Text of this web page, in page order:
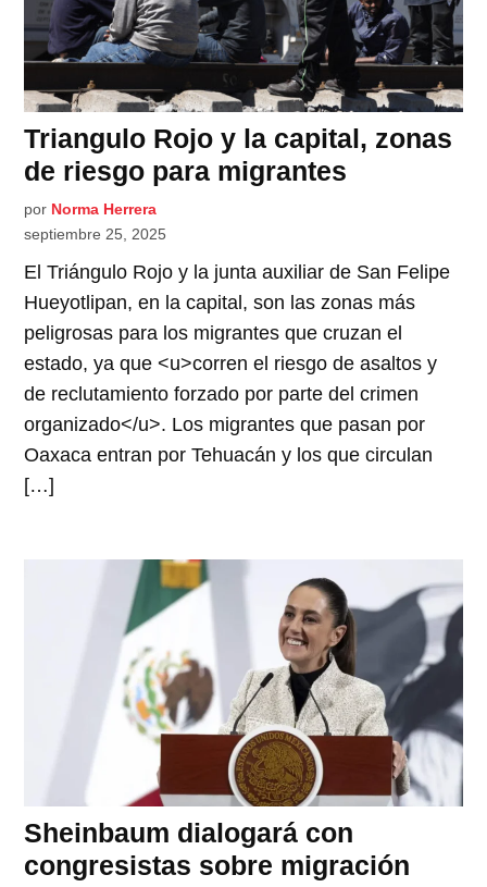
Triangulo Rojo y la capital, zonas
de riesgo para migrantes
por Norma Herrera
septiembre 25, 2025
El Triángulo Rojo y la junta auxiliar de San Felipe
Hueyotlipan, en la capital, son las zonas más
peligrosas para los migrantes que cruzan el
estado, ya que <u>corren el riesgo de asaltos y
de reclutamiento forzado por parte del crimen
organizado</u>. Los migrantes que pasan por
Oaxaca entran por Tehuacán y los que circulan
[…]
Sheinbaum dialogará con
congresistas sobre migración